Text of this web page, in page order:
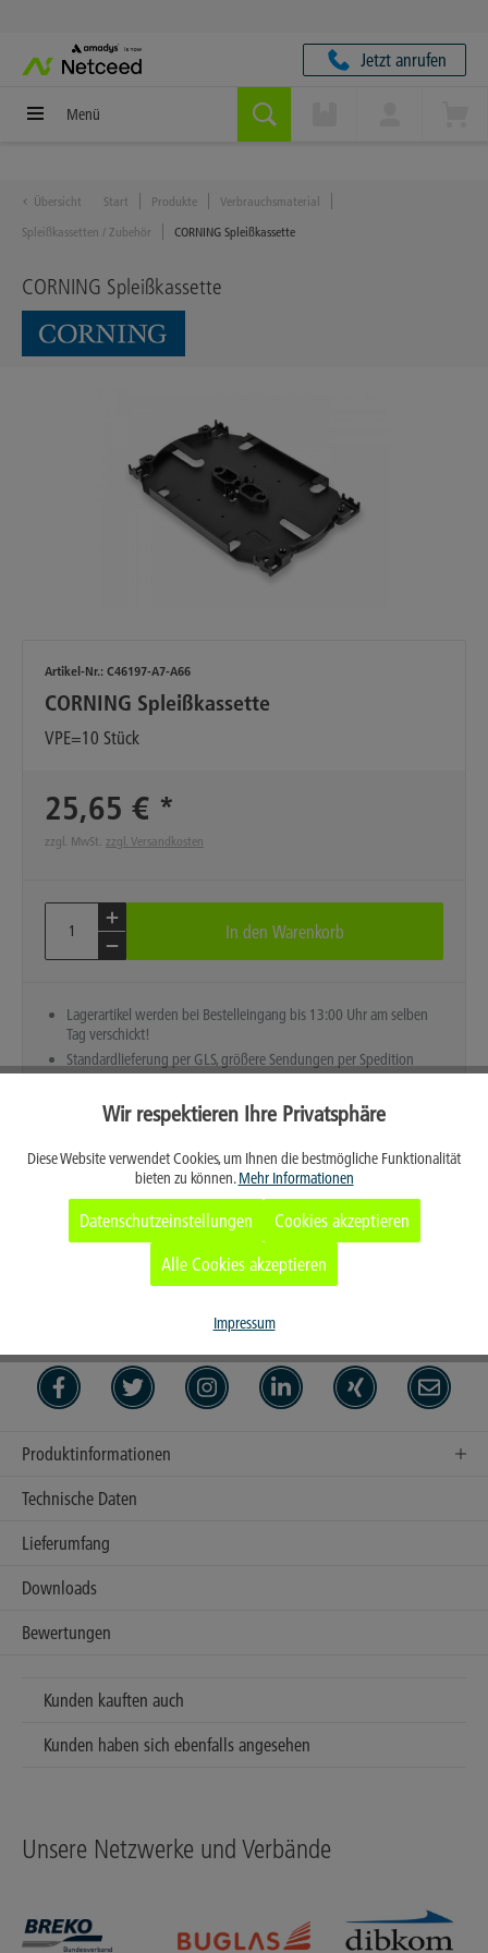
Jetzt anrufen
Menü
Übersicht Start Produkte
Verbrauchsmaterial
Spleißkassetten / Zubehör
CORNING Spleißkassette
CORNING Spleißkassette
Artikel-Nr.: C46197-A7-A66
CORNING Spleißkassette
VPE=10 Stück
25,65 € *
zzgl. MwSt. zzgl. Versandkosten
In den Warenkorb
Lagerartikel werden bei Bestelleingang bis 13:00 Uhr am selben
Tag verschickt!
Standardlieferung per GLS, größere Sendungen per Spedition
Merken
Produktinformationen
Technische Daten
Lieferumfang
Downloads
Bewertungen
Kunden kauften auch
Kunden haben sich ebenfalls angesehen
Unsere Netzwerke und Verbände
Aktiv
Tracking Aktiv
Wir respektieren Ihre Privatsphäre
Diese Website verwendet Cookies, um Ihnen die bestmögliche Funktionalität
bieten zu können.Mehr Informationen
Datenschutzeinstellungen
Cookies akzeptieren
Alle Cookies akzeptieren
Impressum